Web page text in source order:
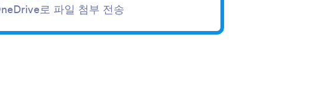
로 파일 첨부 전송